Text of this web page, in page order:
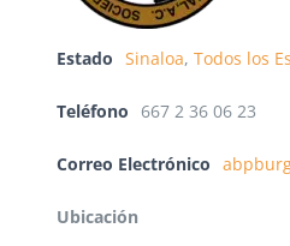
Estado Sinaloa, Todos los
Teléfono 667 2 36 06 23
Correo Electrónico
Ubicación